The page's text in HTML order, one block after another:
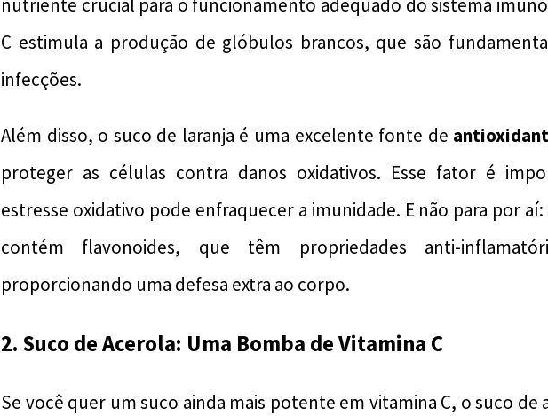
nutriente crucial para o funcionamento adequado do sistema
C estimula a produção de glóbulos brancos, que são
infecções.
Além disso, o suco de laranja é uma excelente fonte de
proteger as células contra danos oxidativos. Esse fator é
estresse oxidativo pode enfraquecer a imunidade. E não para por
contém flavonoides, que têm propriedades anti-
proporcionando uma defesa extra ao corpo.
2. Suco de Acerola: Uma Bomba de Vitamina C
Se você quer um suco ainda mais potente em vitamina C, o suco de